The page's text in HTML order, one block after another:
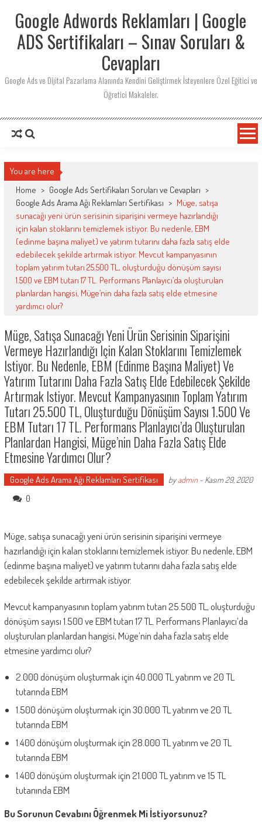
contentGoogle Adwords Reklamları | Google
ADS Sertifikaları – Sınav Soruları &
Cevapları
Google Ads ve Dijital Pazarlama Alanında Kendini Geliştirmek İsteyenlere Özel Eğitici ve
Öğretici Makaleler.
You are here
Home > Google Ads Sertifikaları Soruları ve Cevapları >
Google Ads Arama Ağı Reklamları Sertifikası > Müge, satışa
sunacağı yeni ürün serisinin siparişini vermeye hazırlandığı
için kalan stoklarını temizlemek istiyor. Bu nedenle, EBM
(edinme başına maliyet) ve yatırım tutarını daha fazla satış elde
edebilecek şekilde artırmak istiyor. Mevcut kampanyasının
toplam yatırım tutarı 25.500 TL, oluşturduğu dönüşüm sayısı
1.500 ve EBM tutarı 17 TL. Performans Planlayıcı’da oluşturulan
planlardan hangisi, Müge’nin daha fazla satış elde etmesine
yardımcı olur?
Müge, Satışa Sunacağı Yeni Ürün Serisinin Siparişini
Vermeye Hazırlandığı Için Kalan Stoklarını Temizlemek
Istiyor. Bu Nedenle, EBM (edinme Başına Maliyet) Ve
Yatırım Tutarını Daha Fazla Satış Elde Edebilecek Şekilde
Artırmak Istiyor. Mevcut Kampanyasının Toplam Yatırım
Tutarı 25.500 TL, Oluşturduğu Dönüşüm Sayısı 1.500 Ve
EBM Tutarı 17 TL. Performans Planlayıcı’da Oluşturulan
Planlardan Hangisi, Müge’nin Daha Fazla Satış Elde
Etmesine Yardımcı Olur?
Google Ads Arama Ağı Reklamları Sertifikası byadmin- Kasım 29, 2020
0
Müge, satışa sunacağı yeni ürün serisinin siparişini vermeye
hazırlandığı için kalan stoklarını temizlemek istiyor. Bu nedenle, EBM
(edinme başına maliyet) ve yatırım tutarını daha fazla satış elde
edebilecek şekilde artırmak istiyor.
Mevcut kampanyasının toplam yatırım tutarı 25.500 TL, oluşturduğu
dönüşüm sayısı 1.500 ve EBM tutarı 17 TL. Performans Planlayıcı’da
oluşturulan planlardan hangisi, Müge’nin daha fazla satış elde
etmesine yardımcı olur?
2.000 dönüşüm oluşturmak için 40.000 TL yatırım ve 20 TL
tutarında EBM
1.500 dönüşüm oluşturmak için 30.000 TL yatırım ve 20 TL
tutarında EBM
1.400 dönüşüm oluşturmak için 28.000 TL yatırım ve 20 TL
tutarında EBM
1.400 dönüşüm oluşturmak için 21.000 TL yatırım ve 15 TL
tutarıında EBM
Bu Sorunun Cevabını Öğrenmek Mi İstiyorsunuz?